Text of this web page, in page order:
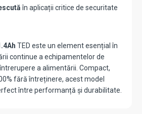
în aplicații critice de securitate
TED este un element esențial în
continue a echipamentelor de
a alimentării. Compact,
fără întreținere, acest model
între performanță și durabilitate.